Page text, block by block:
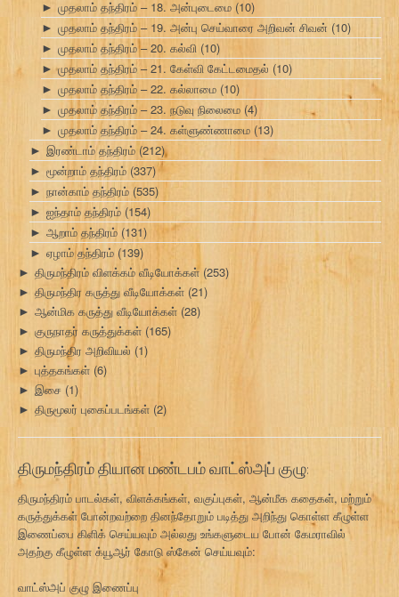
► முதலாம் தந்திரம் – 18. அன்புடைமை (10)
► முதலாம் தந்திரம் – 19. அன்பு செய்வாரை அறிவன் சிவன் (10)
► முதலாம் தந்திரம் – 20. கல்வி (10)
► முதலாம் தந்திரம் – 21. கேள்வி கேட்டமைதல் (10)
► முதலாம் தந்திரம் – 22. கல்லாமை (10)
► முதலாம் தந்திரம் – 23. நடுவு நிலைமை (4)
► முதலாம் தந்திரம் – 24. கள்ளுண்ணாமை (13)
► இரண்டாம் தந்திரம் (212)
► மூன்றாம் தந்திரம் (337)
► நான்காம் தந்திரம் (535)
► ஐந்தாம் தந்திரம் (154)
► ஆறாம் தந்திரம் (131)
► ஏழாம் தந்திரம் (139)
► திருமந்திரம் விளக்கம் வீடியோக்கள்(253)
► திருமந்திர கருத்து வீடியோக்கள் (21)
► ஆன்மிக கருத்து வீடியோக்கள் (28)
► குருநாதர் கருத்துக்கள் (165)
► திருமந்திர அறிவியல் (1)
► புத்தகங்கள் (6)
► இசை (1)
► திருமூலர் புகைப்படங்கள் (2)
திருமந்திரம் தியான மண்டபம் வாட்ஸ்அப் குழு:
திருமந்திரம் பாடல்கள், விளக்கங்கள், வகுப்புகள், ஆன்மீக கதைகள், மற்றும்
கருத்துக்கள் போன்றவற்றை தினந்தோறும் படித்து அறிந்து கொள்ள கீழுள்ள
இணைப்பை கிளிக் செய்யவும் அல்லது உங்களுடைய போன் கேமராவில்
அதற்கு கீழுள்ள க்யூஆர் கோடு ஸ்கேன் செய்யவும்:
வாட்ஸ்அப் குழு இணைப்பு